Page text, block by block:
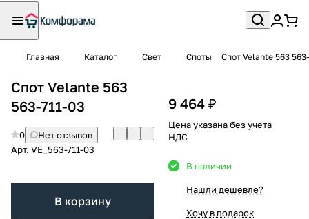
Главная Каталог Свет Споты Спот Velante 563
Спот Velante 563
563-711-03
0
Нет отзывов
Арт. VE_563-711-03
В корзину
9 464 ₽
Цена указана без учета
НДС
В наличии
Нашли дешевле?
Хочу в подарок